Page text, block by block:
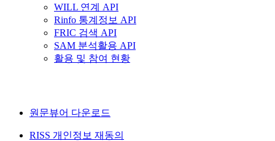
WILL 연계 API
Rinfo 통계정보 API
FRIC 검색 API
SAM 분석활용 API
활용 및 참여 현황
원문뷰어 다운로드
RISS 개인정보 재동의